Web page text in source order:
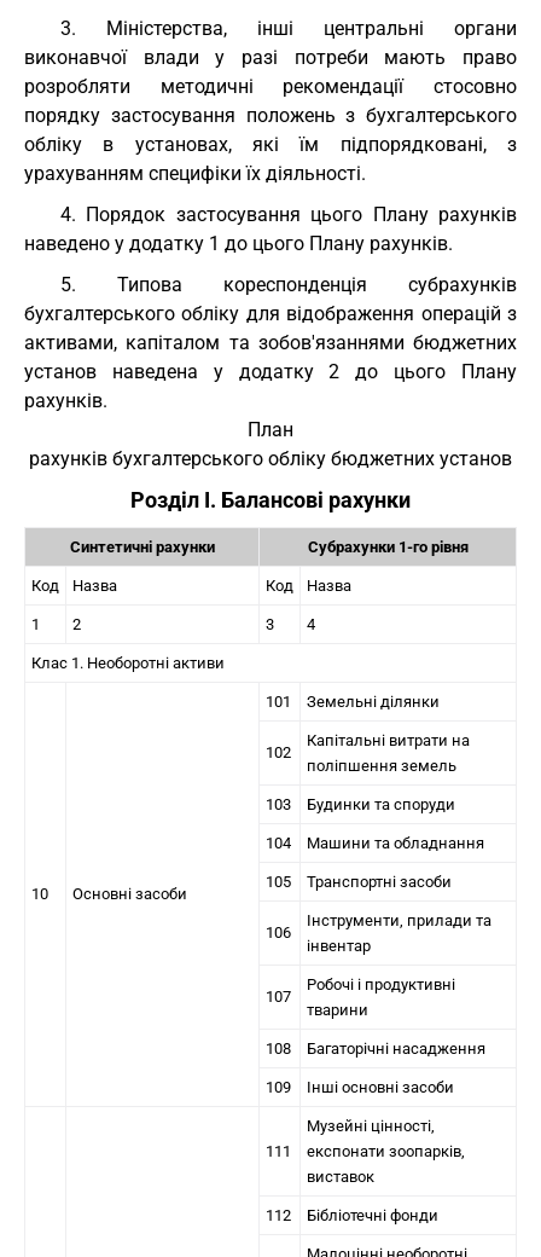
3. Міністерства, інші центральні органи
виконавчої влади у разі потреби мають право
розробляти методичні рекомендації стосовно
порядку застосування положень з бухгалтерського
обліку в установах, які їм підпорядковані, з
урахуванням специфіки їх діяльності.
4. Порядок застосування цього Плану рахунків
наведено у додатку 1 до цього Плану рахунків.
5. Типова кореспонденція субрахунків
бухгалтерського обліку для відображення операцій з
активами, капіталом та зобов'язаннями бюджетних
установ наведена у додатку 2 до цього Плану
рахунків.
План
рахунків бухгалтерського обліку бюджетних установ
Розділ I. Балансові рахунки
Синтетичні рахунки Субрахунки 1-го рівня
Код Назва Код Назва
1 2 3 4
Клас 1. Необоротні активи
10 Основні засоби
101 Земельні ділянки
102
Капітальні витрати на
поліпшення земель
103 Будинки та споруди
104 Машини та обладнання
105 Транспортні засоби
106
Інструменти, прилади та
інвентар
107
Робочі і продуктивні
тварини
108 Багаторічні насадження
109 Інші основні засоби
111
Музейні цінності,
експонати зоопарків,
виставок
112 Бібліотечні фонди